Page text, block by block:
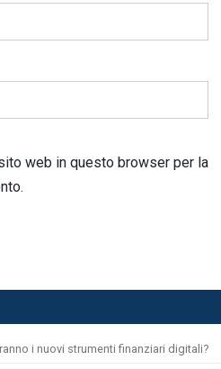
web in questo browser per la
i nuovi strumenti finanziari digitali?